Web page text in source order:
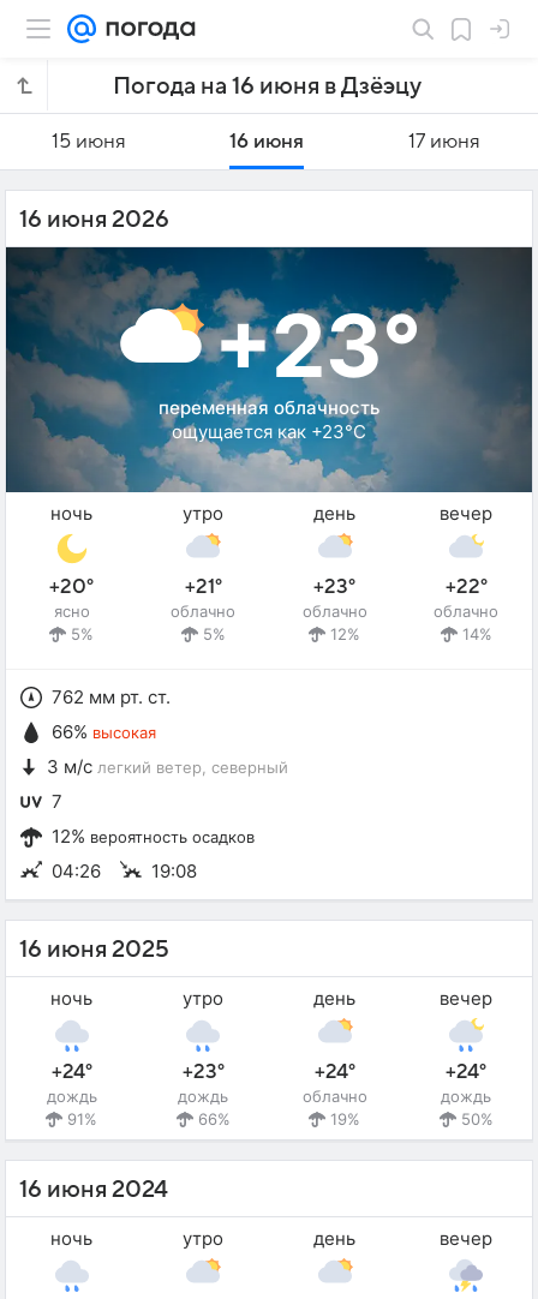
Погода на 16 июня в Дзёэцу
15 июня 16 июня 17 июня
16 июня 2026
+23°
переменная облачность
ощущается как +23°C
ночь
+20°
ясно
5%
утро
+21°
облачно
5%
день
+23°
облачно
12%
вечер
+22°
облачно
14%
762 мм рт. ст.
66% высокая
3 м/с легкий ветер , северный
7
12% вероятность осадков
04:26 19:08
16 июня 2025
ночь
+24°
дождь
91%
утро
+23°
дождь
66%
день
+24°
облачно
19%
вечер
+24°
дождь
50%
16 июня 2024
ночь утро день вечер